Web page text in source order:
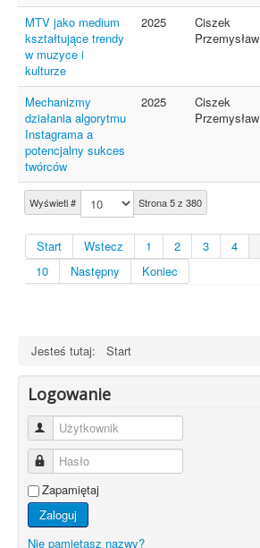
Wyświetl # Strona 5 z 380
Start Wstecz 1 2 3 4
10
Następny Koniec
MTV jako medium
kształtujące trendy
w muzyce i
kulturze
2025
Ciszek
Przemysław
Mechanizmy
działania algorytmu
Instagrama a
potencjalny sukces
twórców
2025
Ciszek
Przemysław
Jesteś tutaj: Start
Logowanie
Użytkownik
Hasło
Zapamiętaj
Zaloguj
Nie pamiętasz nazwy?